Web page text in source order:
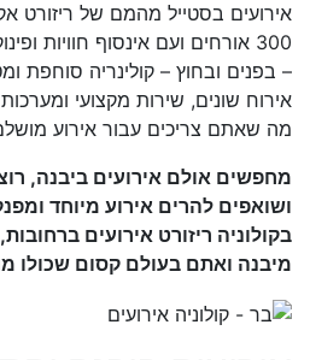
300 אורחים ועם אינסוף חוויות
– בפנים ובחוץ – קולינריה סוחפת
אירוח שונים, שירות מקצועי
מה שאתם צריכים עבור אירוע
מחפשים אולם אירועים ביבנה,
ושואפים להרים אירוע מיוחד
בקולוניה ריזורט אירועים
מיבנה ואתם בעולם קסום שכולו